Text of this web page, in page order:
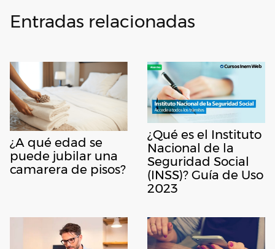
Entradas relacionadas
¿A qué edad se
puede jubilar una
camarera de pisos?
¿Qué es el Instituto
Nacional de la
Seguridad Social
(INSS)? Guía de Uso
2023